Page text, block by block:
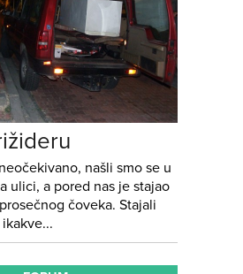
našli smo se u
ulici, a pored nas je stajao
čoveka. Stajali